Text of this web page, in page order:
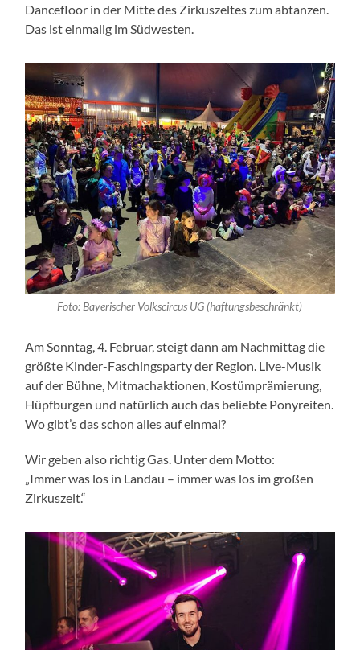
Dancefloor in der Mitte des Zirkuszeltes zum abtanzen.
Das ist einmalig im Südwesten.
Foto: Bayerischer Volkscircus UG (haftungsbeschränkt)
Am Sonntag, 4. Februar, steigt dann am Nachmittag die
größte Kinder-Faschingsparty der Region. Live-Musik
auf der Bühne, Mitmachaktionen, Kostümprämierung,
Hüpfburgen und natürlich auch das beliebte Ponyreiten.
Wo gibt’s das schon alles auf einmal?
Wir geben also richtig Gas. Unter dem Motto:
„Immer was los in Landau – immer was los im großen
Zirkuszelt.“